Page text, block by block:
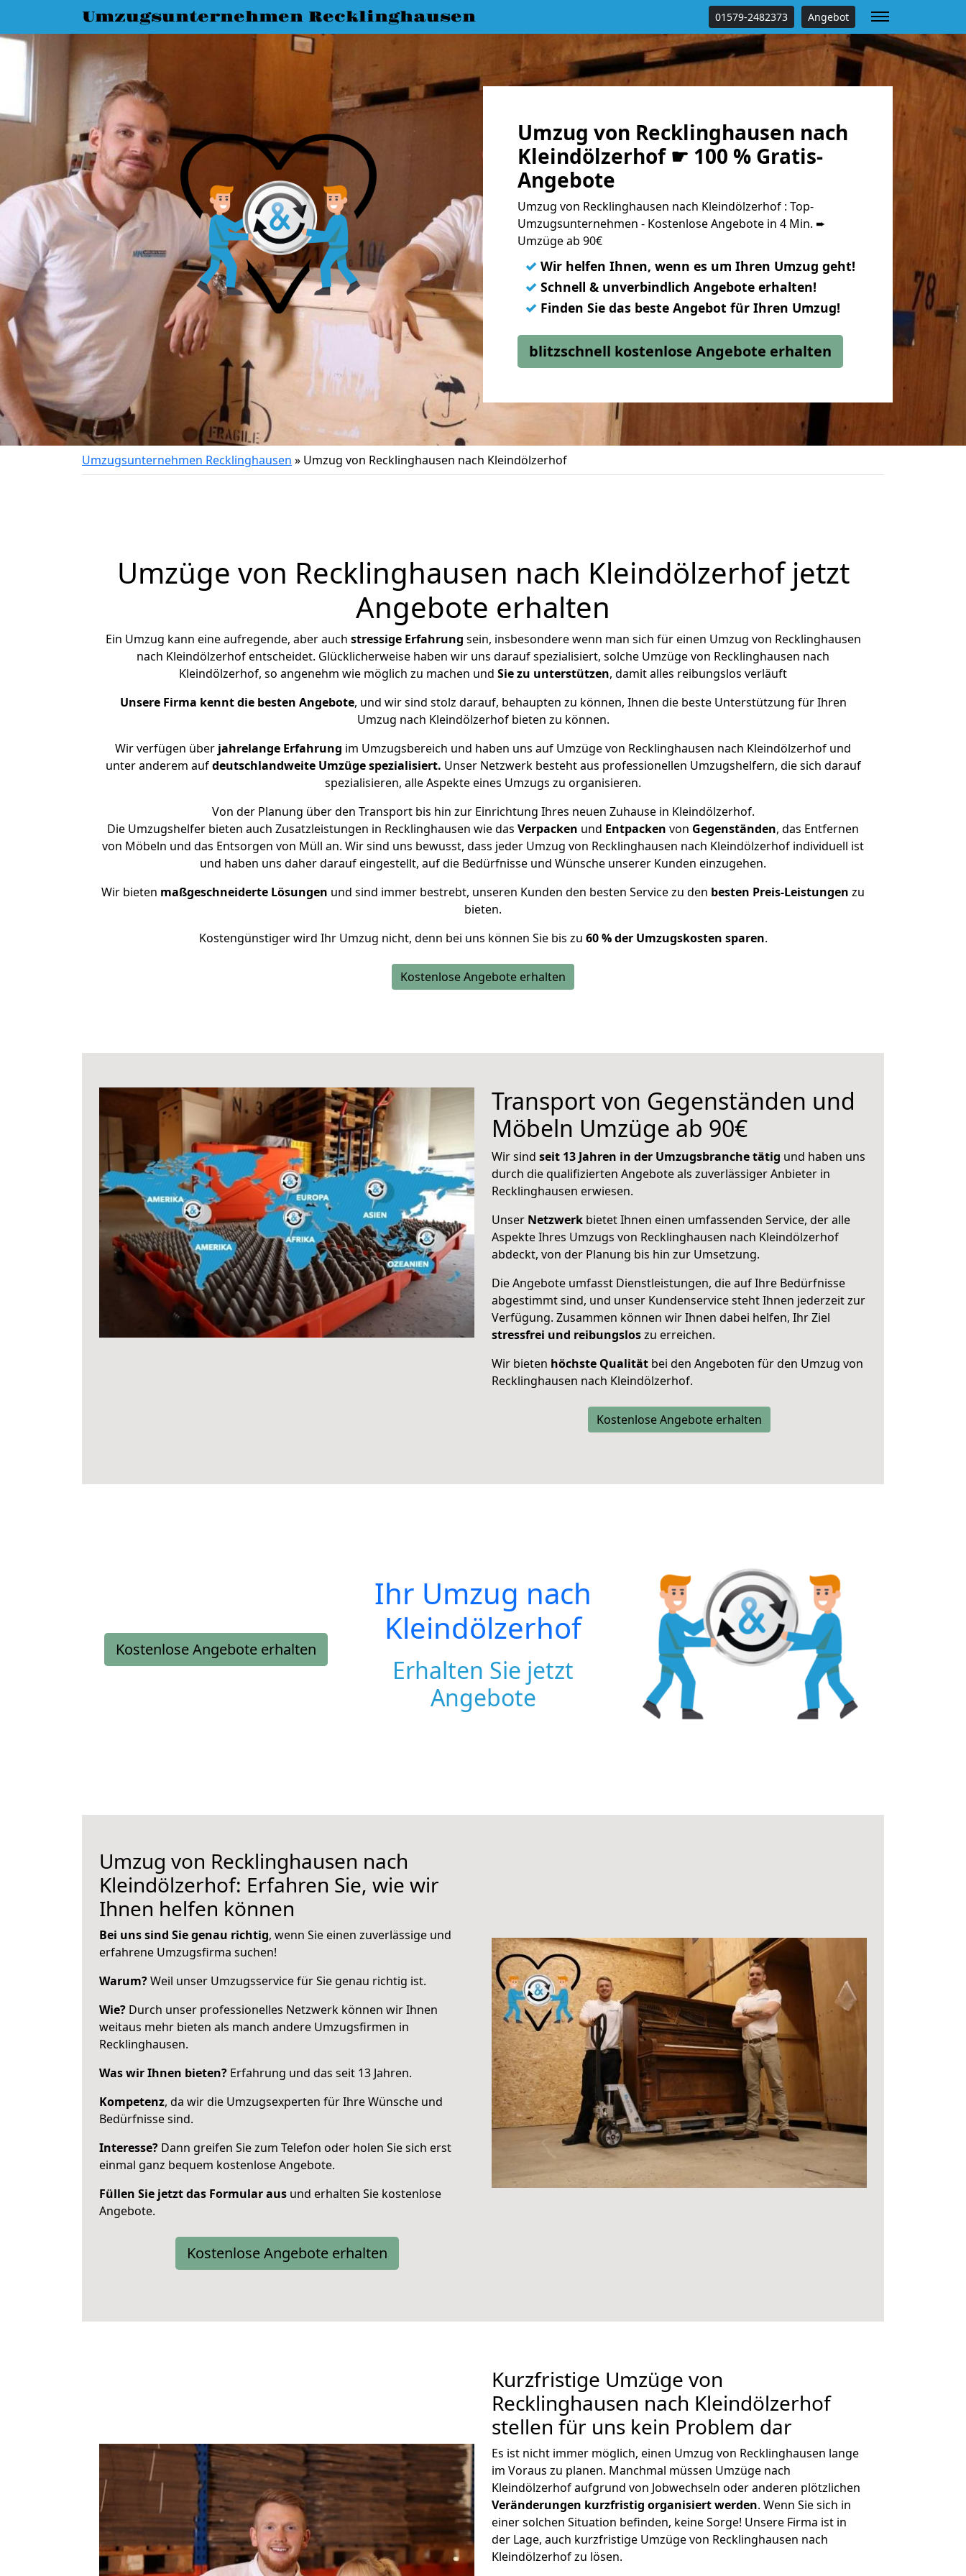
Umzugsunternehmen Recklinghausen 01579-2482373 Angebot
Umzug von Recklinghausen nach
Kleindölzerhof ☛ 100 % Gratis-
Angebote
Umzug von Recklinghausen nach Kleindölzerhof : Top-
Umzugsunternehmen - Kostenlose Angebote in 4 Min. ➨
Umzüge ab 90€
✓ Wir helfen Ihnen, wenn es um Ihren Umzug geht!
✓ Schnell & unverbindlich Angebote erhalten!
✓ Finden Sie das beste Angebot für Ihren Umzug!
blitzschnell kostenlose Angebote erhalten
Umzugsunternehmen Recklinghausen » Umzug von Recklinghausen nach Kleindölzerhof
Umzüge von Recklinghausen nach Kleindölzerhof jetzt
Angebote erhalten
Ein Umzug kann eine aufregende, aber auch stressige Erfahrung sein, insbesondere wenn man sich für einen Umzug von Recklinghausen
nach Kleindölzerhof entscheidet. Glücklicherweise haben wir uns darauf spezialisiert, solche Umzüge von Recklinghausen nach
Kleindölzerhof, so angenehm wie möglich zu machen und Sie zu unterstützen, damit alles reibungslos verläuft
Unsere Firma kennt die besten Angebote, und wir sind stolz darauf, behaupten zu können, Ihnen die beste Unterstützung für Ihren
Umzug nach Kleindölzerhof bieten zu können.
Wir verfügen über jahrelange Erfahrung im Umzugsbereich und haben uns auf Umzüge von Recklinghausen nach Kleindölzerhof und
unter anderem aufdeutschlandweite Umzüge spezialisiert. Unser Netzwerk besteht aus professionellen Umzugshelfern, die sich darauf
spezialisieren, alle Aspekte eines Umzugs zu organisieren.
Von der Planung über den Transport bis hin zur Einrichtung Ihres neuen Zuhause in Kleindölzerhof.
Die Umzugshelfer bieten auch Zusatzleistungen in Recklinghausen wie das Verpacken und Entpacken von Gegenständen, das Entfernen
von Möbeln und das Entsorgen von Müll an. Wir sind uns bewusst, dass jeder Umzug von Recklinghausen nach Kleindölzerhof individuell ist
und haben uns daher darauf eingestellt, auf die Bedürfnisse und Wünsche unserer Kunden einzugehen.
Wir bieten maßgeschneiderte Lösungen und sind immer bestrebt, unseren Kunden den besten Service zu den besten Preis-Leistungen zu
bieten.
Kostengünstiger wird Ihr Umzug nicht, denn bei uns können Sie bis zu 60 % der Umzugskosten sparen.
Kostenlose Angebote erhalten
Transport von Gegenständen und
Möbeln Umzüge ab 90€
Wir sind seit 13 Jahren in der Umzugsbranche tätig und haben uns
durch die qualifizierten Angebote als zuverlässiger Anbieter in
Recklinghausen erwiesen.
Unser Netzwerk bietet Ihnen einen umfassenden Service, der alle
Aspekte Ihres Umzugs von Recklinghausen nach Kleindölzerhof
abdeckt, von der Planung bis hin zur Umsetzung.
Die Angebote umfasst Dienstleistungen, die auf Ihre Bedürfnisse
abgestimmt sind, und unser Kundenservice steht Ihnen jederzeit zur
Verfügung. Zusammen können wir Ihnen dabei helfen, Ihr Ziel
stressfrei und reibungsloszu erreichen.
Wir bieten höchste Qualität bei den Angeboten für den Umzug von
Recklinghausen nach Kleindölzerhof.
Kostenlose Angebote erhalten
Kostenlose Angebote erhalten
Ihr Umzug nach
Kleindölzerhof
Erhalten Sie jetzt
Angebote
Umzug von Recklinghausen nach
Kleindölzerhof: Erfahren Sie, wie wir
Ihnen helfen können
Bei uns sind Sie genau richtig, wenn Sie einen zuverlässige und
erfahrene Umzugsfirma suchen!
Warum?Weil unser Umzugsservice für Sie genau richtig ist.
Wie? Durch unser professionelles Netzwerk können wir Ihnen
weitaus mehr bieten als manch andere Umzugsfirmen in
Recklinghausen.
Was wir Ihnen bieten? Erfahrung und das seit 13 Jahren.
Kompetenz, da wir die Umzugsexperten für Ihre Wünsche und
Bedürfnisse sind.
Interesse? Dann greifen Sie zum Telefon oder holen Sie sich erst
einmal ganz bequem kostenlose Angebote.
Füllen Sie jetzt das Formular aus und erhalten Sie kostenlose
Angebote.
Kostenlose Angebote erhalten
Kurzfristige Umzüge von
Recklinghausen nach Kleindölzerhof
stellen für uns kein Problem dar
Es ist nicht immer möglich, einen Umzug von Recklinghausen lange
im Voraus zu planen. Manchmal müssen Umzüge nach
Kleindölzerhof aufgrund von Jobwechseln oder anderen plötzlichen
Veränderungen kurzfristig organisiert werden. Wenn Sie sich in
einer solchen Situation befinden, keine Sorge! Unsere Firma ist in
der Lage, auch kurzfristige Umzüge von Recklinghausen nach
Kleindölzerhof zu lösen.